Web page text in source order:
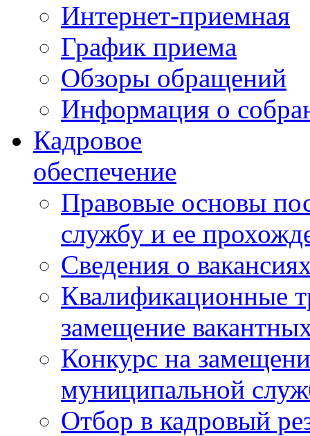
Интернет-приемная
График приема
Обзоры обращений
Информация о
Кадровое
обеспечение
Правовые основы
службу и ее
Сведения о
Квалификационные
замещение
Конкурс на
муниципальной
Отбор в кадровый